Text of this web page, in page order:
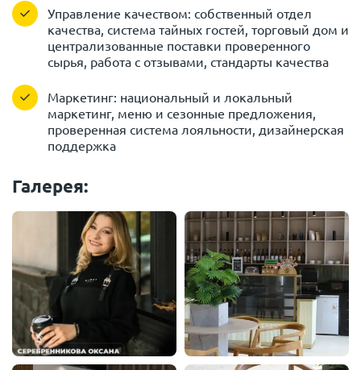
Управление качеством: собственный отдел
качества, система тайных гостей, торговый дом и
централизованные поставки проверенного
сырья, работа с отзывами, стандарты качества
Маркетинг: национальный и локальный
маркетинг, меню и сезонные предложения,
проверенная система лояльности, дизайнерская
поддержка
Галерея: